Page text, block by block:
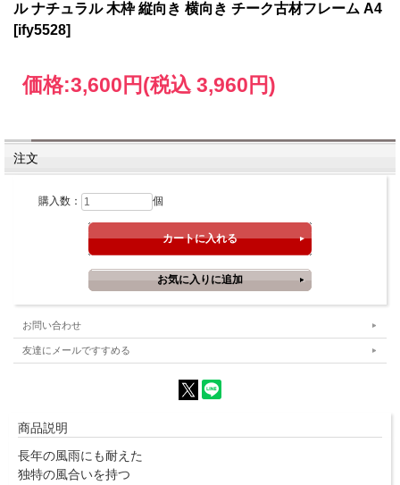
ル ナチュラル 木枠 縦向き 横向き チーク古材フレーム A4
[ify5528]
価格:3,600円(税込 3,960円)
注文
購入数： 個
お問い合わせ
友達にメールですすめる
商品説明
長年の風雨にも耐えた
独特の風合いを持つ